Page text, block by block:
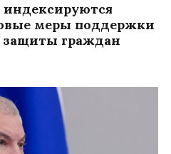
индексируются
меры поддержки
граждан